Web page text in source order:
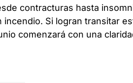
contracturas hasta
incendio. Si logran transitar
comenzará con una